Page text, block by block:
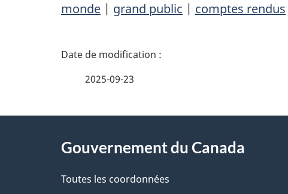
monde | grand public | comptes rendus
D
a
2025-09-23
proposGouvernement du Canada
Toutes les coordonnées